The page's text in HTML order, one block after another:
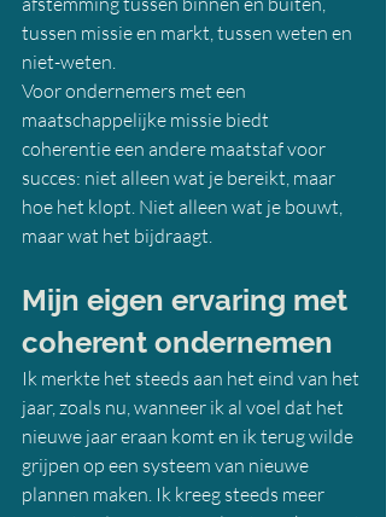
tussen missie en markt, tussen weten en
niet-weten.
Voor ondernemers met een
maatschappelijke missie biedt
coherentie een andere maatstaf voor
succes: niet alleen wat je bereikt, maar
hoe het klopt. Niet alleen wat je bouwt,
maar wat het bijdraagt.
Mijn eigen ervaring met
coherent ondernemen
Ik merkte het steeds aan het eind van het
jaar, zoals nu, wanneer ik al voel dat het
nieuwe jaar eraan komt en ik terug wilde
grijpen op een systeem van nieuwe
plannen maken. Ik kreeg steeds meer